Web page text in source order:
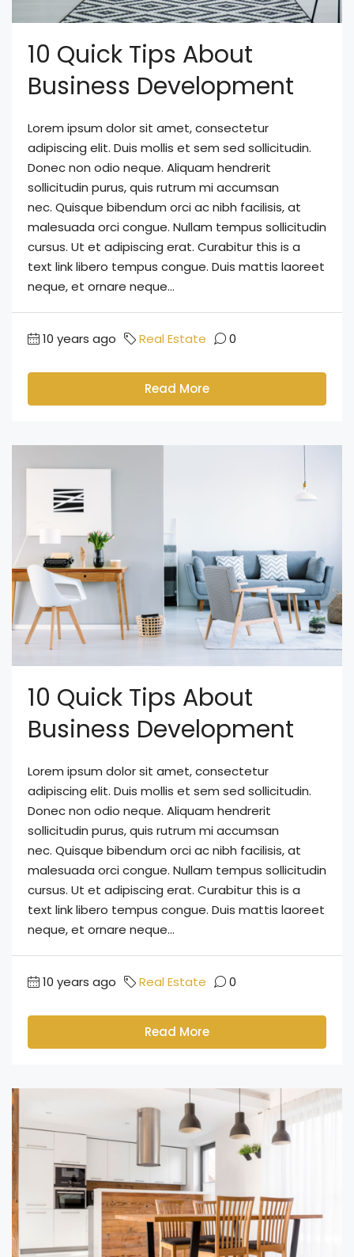
10 Quick Tips About
Business Development
Lorem ipsum dolor sit amet, consectetur
adipiscing elit. Duis mollis et sem sed sollicitudin.
Donec non odio neque. Aliquam hendrerit
sollicitudin purus, quis rutrum mi accumsan
nec. Quisque bibendum orci ac nibh facilisis, at
malesuada orci congue. Nullam tempus sollicitudin
cursus. Ut et adipiscing erat. Curabitur this is a
text link libero tempus congue. Duis mattis laoreet
neque, et ornare neque...
10 years ago Real Estate 0
Read More
10 Quick Tips About
Business Development
Lorem ipsum dolor sit amet, consectetur
adipiscing elit. Duis mollis et sem sed sollicitudin.
Donec non odio neque. Aliquam hendrerit
sollicitudin purus, quis rutrum mi accumsan
nec. Quisque bibendum orci ac nibh facilisis, at
malesuada orci congue. Nullam tempus sollicitudin
cursus. Ut et adipiscing erat. Curabitur this is a
text link libero tempus congue. Duis mattis laoreet
neque, et ornare neque...
10 years ago Real Estate 0
Read More